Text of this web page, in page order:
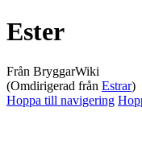
Ester
Från BryggarWiki
(Omdirigerad från Estrar)
Hoppa till navigering